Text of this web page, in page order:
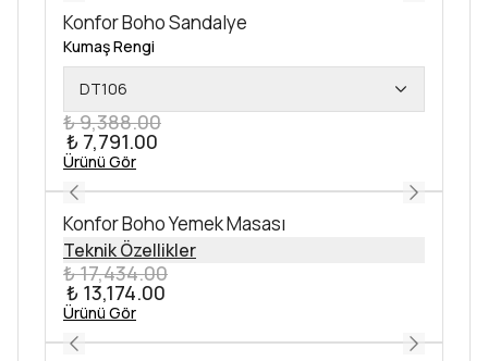
Konfor Boho Sandalye
Kumaş Rengi
DT106
₺ 9,388.00
₺ 7,791.00
Ürünü Gör
Konfor Boho Yemek Masası
Teknik Özellikler
₺ 17,434.00
₺ 13,174.00
Ürünü Gör